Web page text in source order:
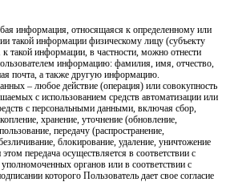
информация, относящаяся к определенному или
такой информации физическому лицу (субъекту
такой информации, в частности, можно отнести
информацию: фамилия, имя, отчество,
почта, а также другую информацию.
– любое действие (операция) или совокупность
с использованием средств автоматизации или
с персональными данными, включая сбор,
хранение, уточнение (обновление,
передачу (распространение,
блокирование, удаление, уничтожение
передача осуществляется в соответствии с
органов или в соответствии с
которого Пользователь дает свое согласие